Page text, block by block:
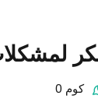
كوم 0